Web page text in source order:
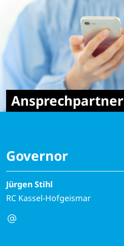
Ansprechpartner
Governor
Jürgen Stihl
RC Kassel-Hofgeismar